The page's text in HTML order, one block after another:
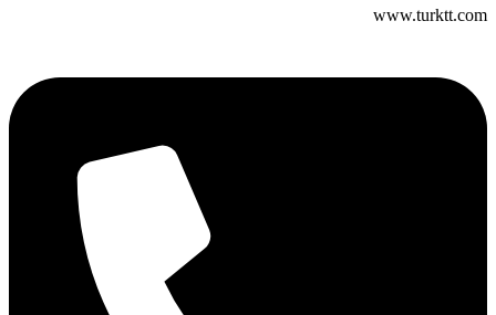
www.turktt.com